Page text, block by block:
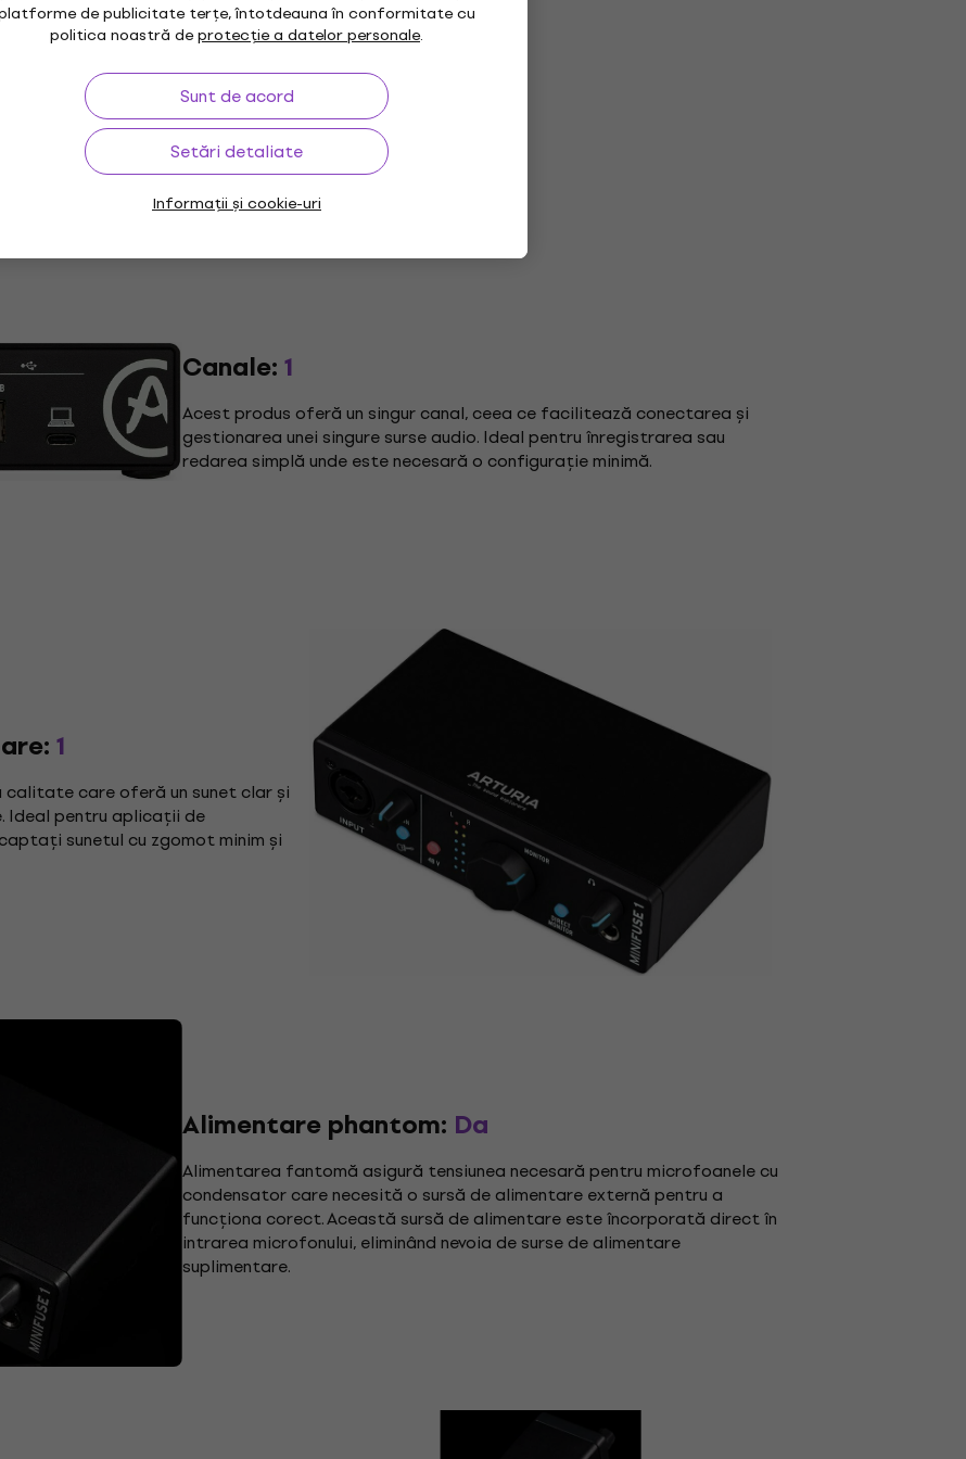
de publicitate terțe, întotdeauna în conformitate cu
politica noastră deprotecție a datelor personale.
Sunt de acord
Setări detaliate
Informații și cookie-uri
Canale:1
Acest produs oferă un singur canal, ceea ce facilitează conectarea și
gestionarea unei singure surse audio. Ideal pentru înregistrarea sau
redarea simplă unde este necesară o configurație minimă.
1
care oferă un sunet clar și
Ideal pentru aplicații de
sunetul cu zgomot minim și
Alimentare phantom: Da
Alimentarea fantomă asigură tensiunea necesară pentru microfoanele cu
condensator care necesită o sursă de alimentare externă pentru a
funcționa corect. Această sursă de alimentare este încorporată direct în
intrarea microfonului, eliminând nevoia de surse de alimentare
suplimentare.